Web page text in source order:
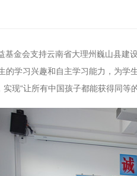
基金会支持云南省大理州巍山县建
的学习兴趣和自主学习能力，为学
实现“让所有中国孩子都能获得同等